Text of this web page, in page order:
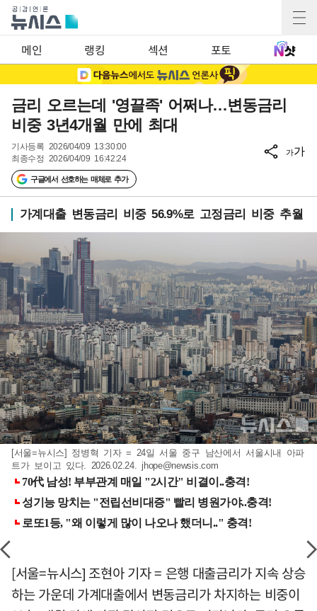
메인 랭킹 섹션 포토
금리 오르는데 '영끌족' 어쩌나…변동금리
비중 3년4개월 만에 최대
기사등록 2026/04/09 13:30:00
최종수정 2026/04/09 16:42:24
구글에서 선호하는 매체로 추가
가가
가계대출 변동금리 비중 56.9%로 고정금리 비중 추월
[서울=뉴시스] 정병혁 기자 = 24일 서울 중구 남산에서 서울시내 아파
트가 보이고 있다. 2026.02.24. jhope@newsis.com
[서울=뉴시스] 조현아 기자 = 은행 대출금리가 지속 상승
하는 가운데 가계대출에서 변동금리가 차지하는 비중이